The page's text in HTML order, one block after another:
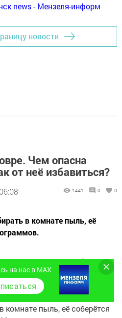
news - Мензеля-информ
новости
Чем опасна
от неё избавиться?
1441 0 0
в комнате пыль, её
страшна и как от неё
Красноярск».
и выяснили: если в
комнате пыль, её соберётся
на нас в MAX